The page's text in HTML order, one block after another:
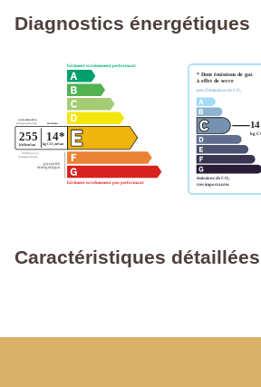
Diagnostics énergétiques
Caractéristiques détaillées